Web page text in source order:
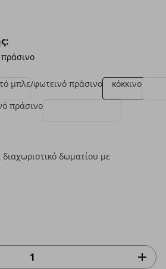
δωματίου με
μπλε/φωτεινό πράσινο
κόκκινο
πράσινο